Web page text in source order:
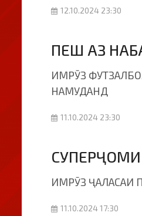
12.10.2024 23:30
ПЕШ АЗ
ИМРӮЗ
НАМУДАНД
11.10.2024 23:30
ИМРӮЗ ҶАЛАСАИ
11.10.2024 17:30